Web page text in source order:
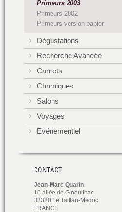
Primeurs 2003
Primeurs 2002
Primeurs version papier
Dégustations
Recherche Avancée
Carnets
Chroniques
Salons
Voyages
Evénementiel
CONTACT
Jean-Marc Quarin
10 allée de Ginouilhac
33320 Le Taillan-Médoc
FRANCE